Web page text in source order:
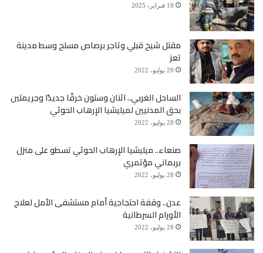
18 فبراير، 2025
مقتل شيخ قبلي وتاجر برصاص مسلح وسط مدينة
تعز
28 يوليو، 2022
الساحل الغربي.. اثنان وستون خرقًا جديدًا وجريمتين
بحق المدنيين لميليشيا الإرهاب الحوثي
28 يوليو، 2022
صنعاء.. ميليشيا الإرهاب الحوثي تسطو على منزل
بربماني مؤتمري
28 يوليو، 2022
عدن.. وقفة احتجاجية أمام مستشفى الأمل لعلاج
الأورام السرطانية
28 يوليو، 2022